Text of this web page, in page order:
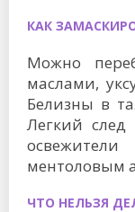
КАК
Можно
маслами,
Белизны в
Легкий
ментоловым
ЧТО НЕЛЬЗЯ